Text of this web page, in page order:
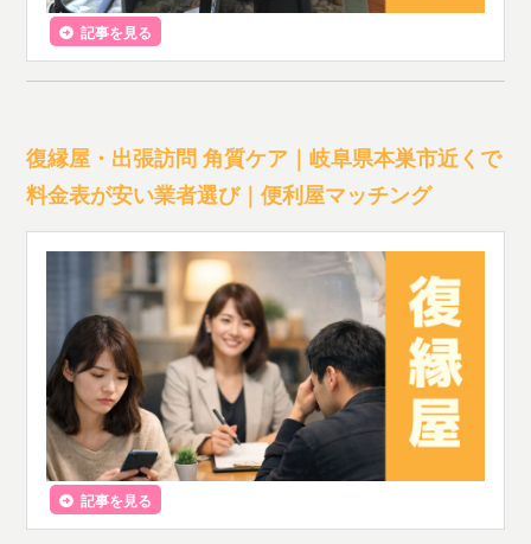
記事を見る
復縁屋・出張訪問 角質ケア｜岐阜県本巣市近くで
料金表が安い業者選び｜便利屋マッチング
記事を見る